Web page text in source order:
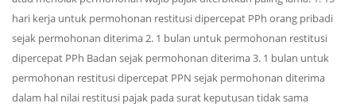
hari kerja untuk permohonan restitusi dipercepat PPh orang pribadi
sejak permohonan diterima 2. 1 bulan untuk permohonan restitusi
dipercepat PPh Badan sejak permohonan diterima 3. 1 bulan untuk
permohonan restitusi dipercepat PPN sejak permohonan diterima
dalam hal nilai restitusi pajak pada surat keputusan tidak sama